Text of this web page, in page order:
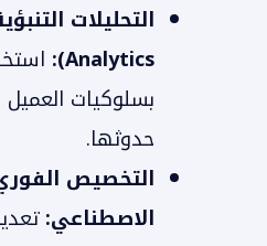
Analytics):
بسلوكيات العميل
حدوثها.
التخصيص
الاصطناعي: